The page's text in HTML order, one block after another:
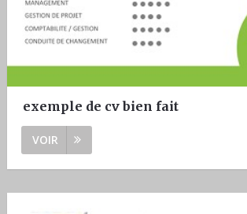
exemple de cv bien fait
VOIR